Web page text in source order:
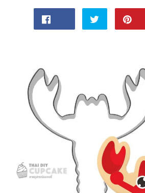
ไป
ตไป